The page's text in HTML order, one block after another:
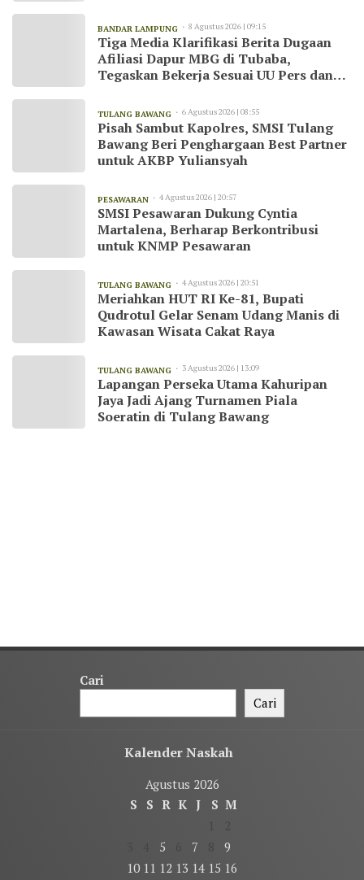
BANDAR LAMPUNG 8 Agustus 2026 | 09:15
Tiga Media Klarifikasi Berita Dugaan
Afiliasi Dapur MBG di Tubaba,
Tegaskan Bekerja Sesuai UU Pers dan
TULANG BAWANG 6 Agustus 2026 | 08:55
Pisah Sambut Kapolres, SMSI Tulang
Bawang Beri Penghargaan Best Partner
untuk AKBP Yuliansyah
PESAWARAN 4 Agustus 2026 | 20:57
SMSI Pesawaran Dukung Cyntia
Martalena, Berharap Berkontribusi
untuk KNMP Pesawaran
TULANG BAWANG 4 Agustus 2026 | 20:51
Meriahkan HUT RI Ke-81, Bupati
Qudrotul Gelar Senam Udang Manis di
Kawasan Wisata Cakat Raya
TULANG BAWANG 3 Agustus 2026 | 13:09
Lapangan Perseka Utama Kahuripan
Jaya Jadi Ajang Turnamen Piala
Soeratin di Tulang Bawang
Cari
Cari
Kalender Naskah
Agustus 2026
S
S R K J S M
5 7
9
10 11 12 13 14 15 16